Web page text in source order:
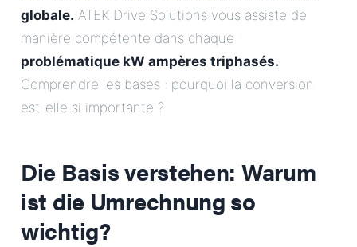
globale. ATEK Drive Solutions vous assiste de
manière compétente dans chaque
problématique kW ampères triphasés.
Comprendre les bases : pourquoi la conversion
est-elle si importante ?
Die Basis verstehen: Warum
ist die Umrechnung so
wichtig?